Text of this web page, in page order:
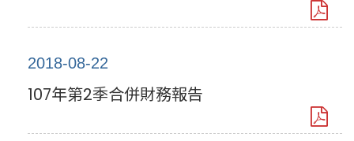
2018-08-22
107年第2季合併財務報告